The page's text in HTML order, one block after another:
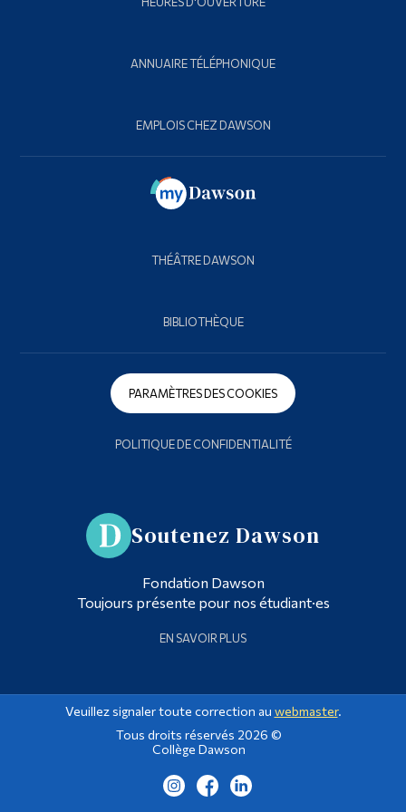
ANNUAIRE TÉLÉPHONIQUE
EMPLOIS CHEZ DAWSON
THÉÂTRE DAWSON
BIBLIOTHÈQUE
PARAMÈTRES DES COOKIES
POLITIQUE DE CONFIDENTIALITÉ
Soutenez Dawson
Fondation Dawson
Toujours présente pour nos étudiant·es
EN SAVOIR PLUS
Veuillez signaler toute correction au webmaster.
Tous droits réservés 2026 ©
Collège Dawson